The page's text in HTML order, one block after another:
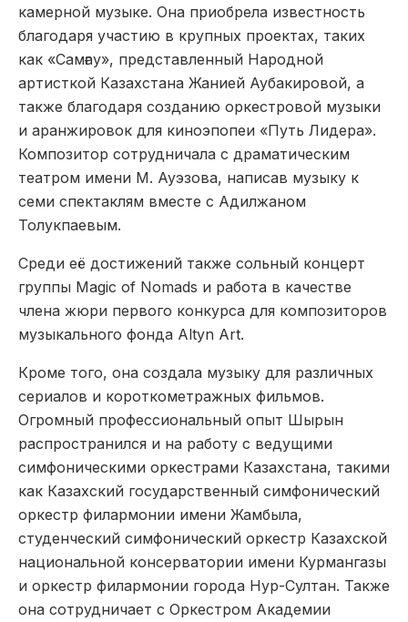
камерной музыке. Она приобрела известность
благодаря участию в крупных проектах, таких
как «Самғау», представленный Народной
артисткой Казахстана Жанией Аубакировой, а
также благодаря созданию оркестровой музыки
и аранжировок для киноэпопеи «Путь Лидера».
Композитор сотрудничала с драматическим
театром имени М. Ауэзова, написав музыку к
семи спектаклям вместе с Адилжаном
Толукпаевым.
Среди её достижений также сольный концерт
группы Magic of Nomads и работа в качестве
члена жюри первого конкурса для композиторов
музыкального фонда Altyn Art.
Кроме того, она создала музыку для различных
сериалов и короткометражных фильмов.
Огромный профессиональный опыт Шырын
распространился и на работу с ведущими
симфоническими оркестрами Казахстана, такими
как Казахский государственный симфонический
оркестр филармонии имени Жамбыла,
студенческий симфонический оркестр Казахской
национальной консерватории имени Курмангазы
и оркестр филармонии города Нур-Султан. Также
она сотрудничает с Оркестром Академии